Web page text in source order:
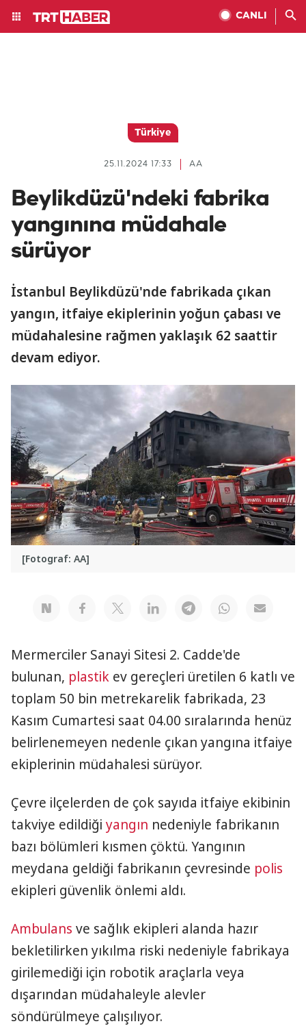
CANLI
Türkiye
AA
25.11.2024 17:33
Beylikdüzü'ndeki fabrika
yangınına müdahale
sürüyor
İstanbul Beylikdüzü'nde fabrikada çıkan
yangın, itfaiye ekiplerinin yoğun çabası ve
müdahalesine rağmen yaklaşık 62 saattir
devam ediyor.
[Fotograf: AA]
Mermerciler Sanayi Sitesi 2. Cadde'de
bulunan, plastik ev gereçleri üretilen 6 katlı ve
toplam 50 bin metrekarelik fabrikada, 23
Kasım Cumartesi saat 04.00 sıralarında henüz
belirlenemeyen nedenle çıkan yangına itfaiye
ekiplerinin müdahalesi sürüyor.
Çevre ilçelerden de çok sayıda itfaiye ekibinin
takviye edildiği yangın nedeniyle fabrikanın
bazı bölümleri kısmen çöktü. Yangının
meydana geldiği fabrikanın çevresinde polis
ekipleri güvenlik önlemi aldı.
Ambulans ve sağlık ekipleri alanda hazır
bekletilirken yıkılma riski nedeniyle fabrikaya
girilemediği için robotik araçlarla veya
dışarından müdahaleyle alevler
söndürülmeye çalışılıyor.